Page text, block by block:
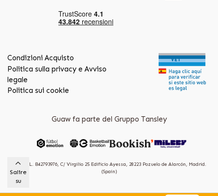
Condizioni Acquisto
Politica sulla privacy e Avviso
legale
Politica sui cookie
Guaw fa parte del Gruppo Tansley
Guaw S.L. B42793976, C/ Virgilio 25 Edificio Ayessa, 28223 Pozuelo de Alarcón, Madrid.
(Spain)
Salire
su